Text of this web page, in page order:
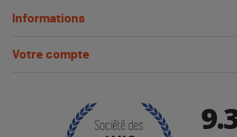
Informations
Votre compte